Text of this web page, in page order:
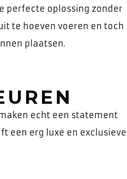
perfecte oplossing zonder
te hoeven voeren en toch
plaatsen.
echt een statement
een erg luxe en exclusieve